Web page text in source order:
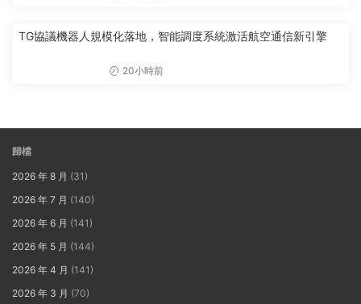
TG協議機器人規模化落地，智能調度系統激活航空通信新引擎
20小時前
歸檔
2026 年 8 月 (31)
2026 年 7 月 (140)
2026 年 6 月 (141)
2026 年 5 月 (144)
2026 年 4 月 (141)
2026 年 3 月 (70)